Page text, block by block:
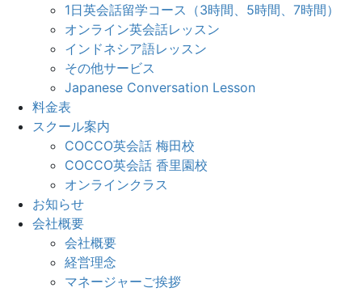
1日英会話留学コース（3時間、5時間、7時間）
オンライン英会話レッスン
インドネシア語レッスン
その他サービス
Japanese Conversation Lesson
料金表
スクール案内
COCCO英会話 梅田校
COCCO英会話 香里園校
オンラインクラス
お知らせ
会社概要
会社概要
経営理念
マネージャーご挨拶